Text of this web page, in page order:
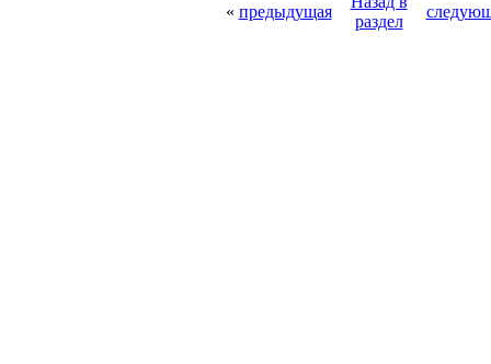
« предыдущая
раздел